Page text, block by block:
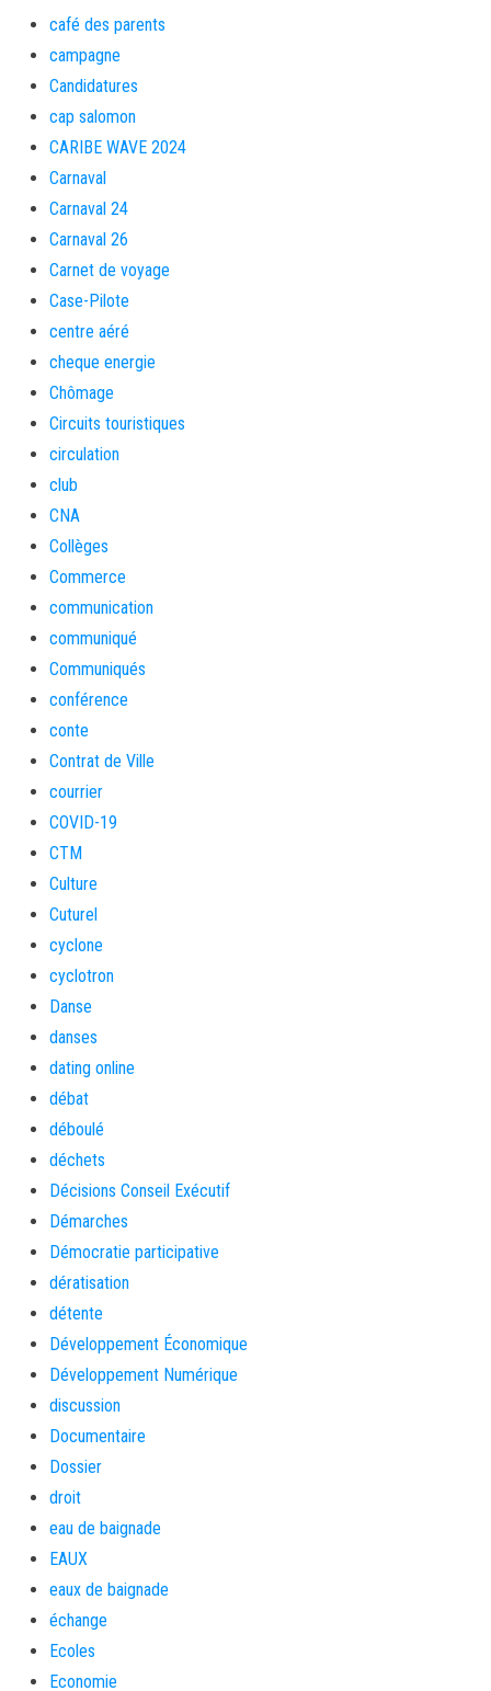
café des parents
campagne
Candidatures
cap salomon
CARIBE WAVE 2024
Carnaval
Carnaval 24
Carnaval 26
Carnet de voyage
Case-Pilote
centre aéré
cheque energie
Chômage
Circuits touristiques
circulation
club
CNA
Collèges
Commerce
communication
communiqué
Communiqués
conférence
conte
Contrat de Ville
courrier
COVID-19
CTM
Culture
Cuturel
cyclone
cyclotron
Danse
danses
dating online
débat
déboulé
déchets
Décisions Conseil Exécutif
Démarches
Démocratie participative
dératisation
détente
Développement Économique
Développement Numérique
discussion
Documentaire
Dossier
droit
eau de baignade
EAUX
eaux de baignade
échange
Ecoles
Economie